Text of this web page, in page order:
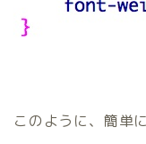
このように、簡単